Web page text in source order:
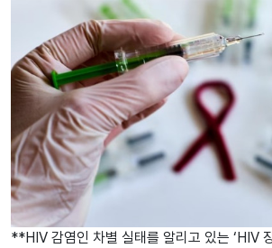
**HIV 감염인 차별 실태를 알리고 있는 ‘HIV